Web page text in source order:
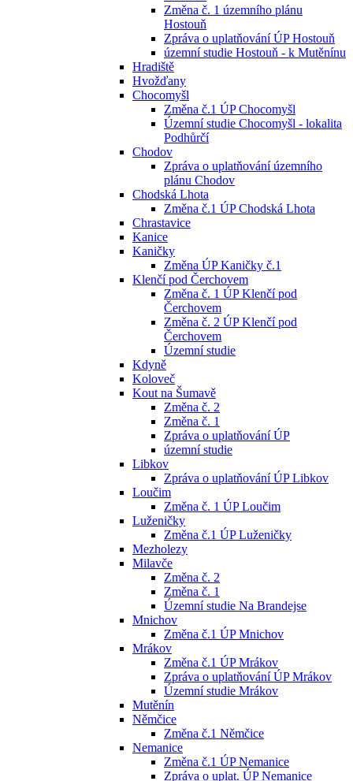
Změna č. 1 územního plánu
Hostouň
Zpráva o uplatňování ÚP Hostouň
územní studie Hostouň - k Mutěnínu
Hradiště
Hvožďany
Chocomyšl
Změna č.1 ÚP Chocomyšl
Územní studie Chocomyšl - lokalita
Podhůrčí
Chodov
Zpráva o uplatňování územního
plánu Chodov
Chodská Lhota
Změna č.1 ÚP Chodská Lhota
Chrastavice
Kanice
Kaničky
Změna ÚP Kaničky č.1
Klenčí pod Čerchovem
Změna č. 1 ÚP Klenčí pod
Čerchovem
Změna č. 2 ÚP Klenčí pod
Čerchovem
Územní studie
Kdyně
Koloveč
Kout na Šumavě
Změna č. 2
Změna č. 1
Zpráva o uplatňování ÚP
územní studie
Libkov
Zpráva o uplatňování ÚP Libkov
Loučim
Změna č. 1 ÚP Loučim
Luženičky
Změna č.1 ÚP Luženičky
Mezholezy
Milavče
Změna č. 2
Změna č. 1
Územní studie Na Brandejse
Mnichov
Změna č.1 ÚP Mnichov
Mrákov
Změna č.1 ÚP Mrákov
Zpráva o uplatňování ÚP Mrákov
Územní studie Mrákov
Mutěnín
Němčice
Změna č.1 Němčice
Nemanice
Změna č.1 ÚP Nemanice
Zpráva o uplat. ÚP Nemanice